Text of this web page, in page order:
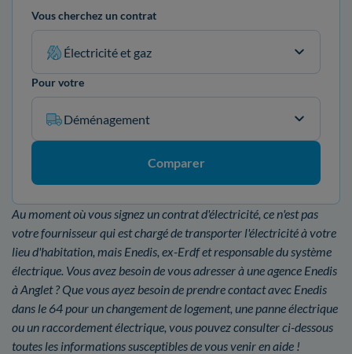
Vous cherchez un contrat
Électricité et gaz
Pour votre
Déménagement
Comparer
Au moment où vous signez un contrat d'électricité, ce n'est pas
votre fournisseur qui est chargé de transporter l'électricité à votre
lieu d'habitation, mais Enedis, ex-Erdf et responsable du système
électrique. Vous avez besoin de vous adresser à une agence Enedis
à Anglet ? Que vous ayez besoin de prendre contact avec Enedis
dans le 64 pour un changement de logement, une panne électrique
ou un raccordement électrique, vous pouvez consulter ci-dessous
toutes les informations susceptibles de vous venir en aide !